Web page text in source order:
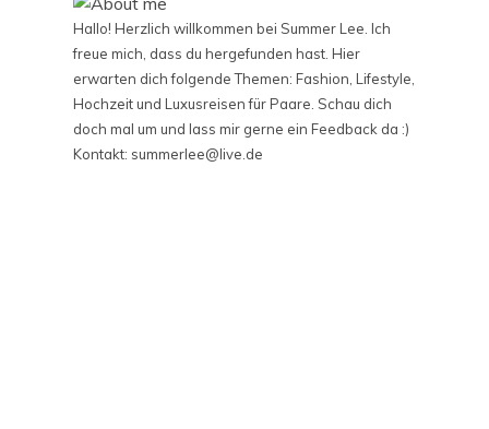
Hallo! Herzlich willkommen bei Summer Lee. Ich
freue mich, dass du hergefunden hast. Hier
erwarten dich folgende Themen: Fashion, Lifestyle,
Hochzeit und Luxusreisen für Paare. Schau dich
doch mal um und lass mir gerne ein Feedback da :)
Kontakt: summerlee@live.de